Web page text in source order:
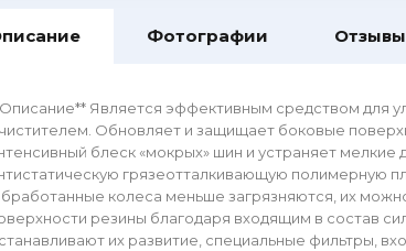
Фотографии Отзывы
Является эффективным средством для
Обновляет и защищает боковые
блеск «мокрых» шин и устраняет
грязеотталкивающую полимерную
колеса меньше загрязняются, их
резины благодаря входящим в состав
их развитие, специальные фильтры,